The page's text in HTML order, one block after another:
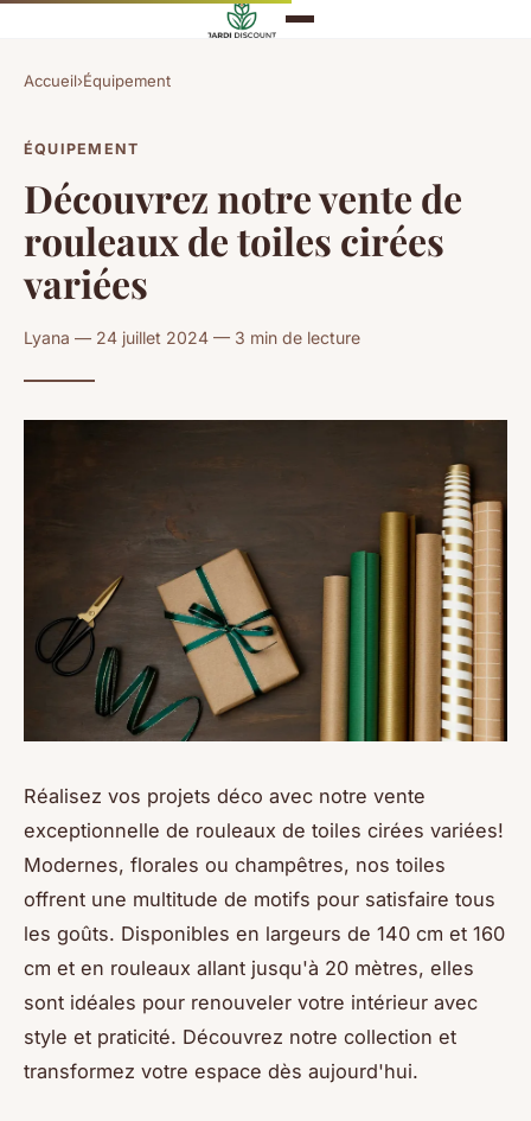
Accueil›Équipement
ÉQUIPEMENT
Découvrez notre vente de
rouleaux de toiles cirées
variées
Lyana — 24 juillet 2024 — 3 min de lecture
Réalisez vos projets déco avec notre vente
exceptionnelle de rouleaux de toiles cirées variées!
Modernes, florales ou champêtres, nos toiles
offrent une multitude de motifs pour satisfaire tous
les goûts. Disponibles en largeurs de 140 cm et 160
cm et en rouleaux allant jusqu'à 20 mètres, elles
sont idéales pour renouveler votre intérieur avec
style et praticité. Découvrez notre collection et
transformez votre espace dès aujourd'hui.